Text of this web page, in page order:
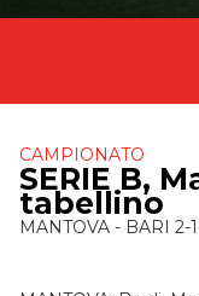
CAMPIONATO
SERIE B,
tabellino
MANTOVA - BARI 2-1